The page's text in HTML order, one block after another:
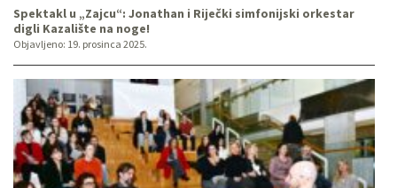
Spektakl u „Zajcu“: Jonathan i Riječki simfonijski orkestar
digli Kazalište na noge!
Objavljeno: 19. prosinca 2025.